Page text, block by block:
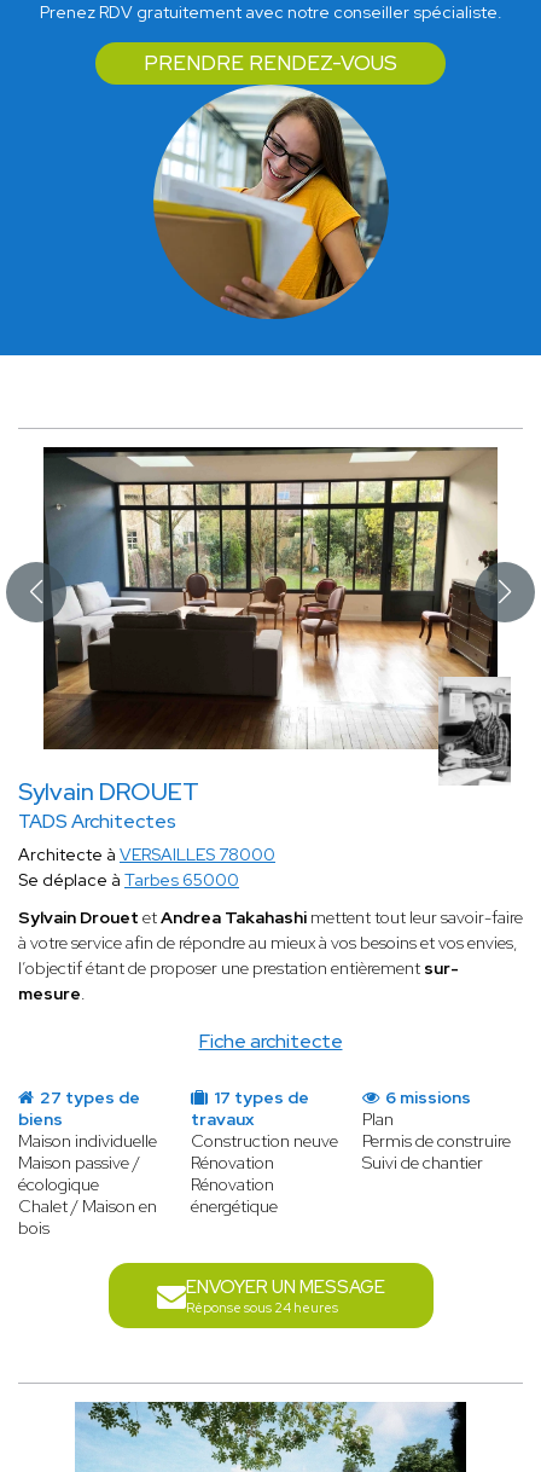
Prenez RDV gratuitement avec notre conseiller spécialiste.
PRENDRE RENDEZ-VOUS
Sylvain DROUET
TADS Architectes
Fiche architecte
Architecte à VERSAILLES 78000
Se déplace à Tarbes 65000
Sylvain Drouet etAndrea Takahashi mettent tout leur savoir-faire
à votre service afin de répondre au mieux à vos besoins et vos envies,
l’objectif étant de proposer une prestation entièrement sur-
mesure.
27 types de
biens
Maison individuelle
Maison passive /
écologique
Chalet / Maison en
bois
17 types de
travaux
Construction neuve
Rénovation
Rénovation
énergétique
6 missions
Plan
Permis de construire
Suivi de chantier
ENVOYER UN MESSAGE
Réponse sous 24 heures